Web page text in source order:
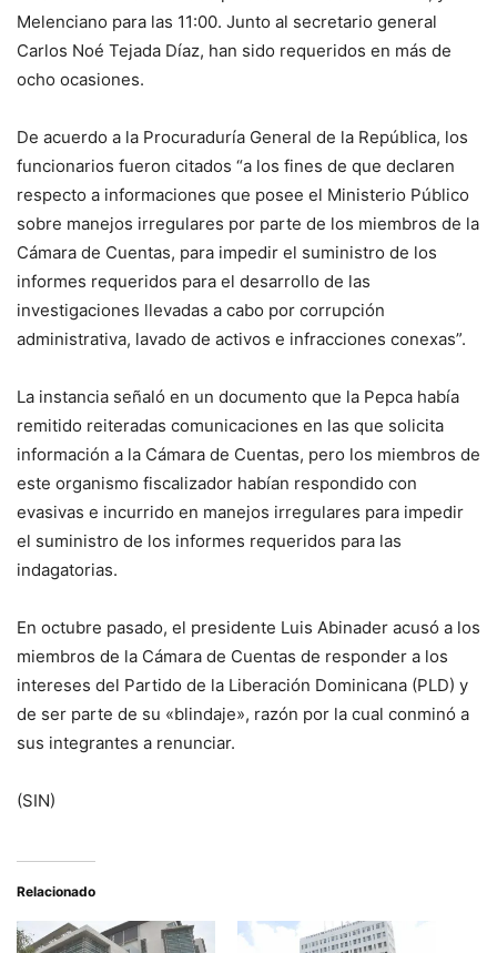
Melenciano para las 11:00. Junto al secretario general
Carlos Noé Tejada Díaz, han sido requeridos en más de
ocho ocasiones.
De acuerdo a la Procuraduría General de la República, los
funcionarios fueron citados “a los fines de que declaren
respecto a informaciones que posee el Ministerio Público
sobre manejos irregulares por parte de los miembros de la
Cámara de Cuentas, para impedir el suministro de los
informes requeridos para el desarrollo de las
investigaciones llevadas a cabo por corrupción
administrativa, lavado de activos e infracciones conexas”.
La instancia señaló en un documento que la Pepca había
remitido reiteradas comunicaciones en las que solicita
información a la Cámara de Cuentas, pero los miembros de
este organismo fiscalizador habían respondido con
evasivas e incurrido en manejos irregulares para impedir
el suministro de los informes requeridos para las
indagatorias.
En octubre pasado, el presidente Luis Abinader acusó a los
miembros de la Cámara de Cuentas de responder a los
intereses del Partido de la Liberación Dominicana (PLD) y
de ser parte de su «blindaje», razón por la cual conminó a
sus integrantes a renunciar.
(SIN)
Relacionado